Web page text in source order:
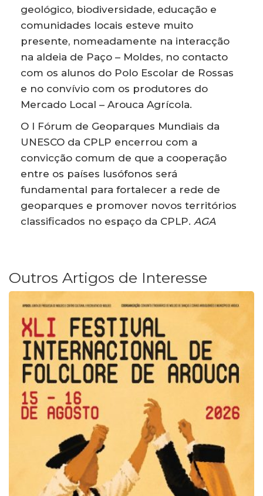
geológico, biodiversidade, educação e
comunidades locais esteve muito
presente, nomeadamente na interacção
na aldeia de Paço – Moldes, no contacto
com os alunos do Polo Escolar de Rossas
e no convívio com os produtores do
Mercado Local – Arouca Agrícola.
O I Fórum de Geoparques Mundiais da
UNESCO da CPLP encerrou com a
convicção comum de que a cooperação
entre os países lusófonos será
fundamental para fortalecer a rede de
geoparques e promover novos territórios
classificados no espaço da CPLP. AGA
Outros Artigos de Interesse